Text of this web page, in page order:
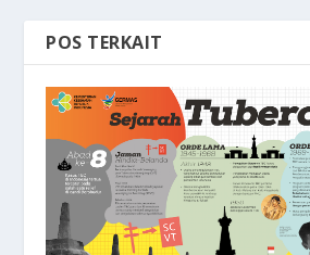
POS TERKAIT